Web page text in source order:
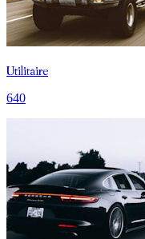
Utilitaire
640